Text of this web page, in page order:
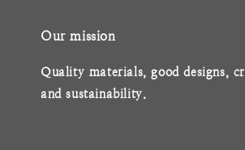
Our mission
Quality materials, good designs,
and sustainability.